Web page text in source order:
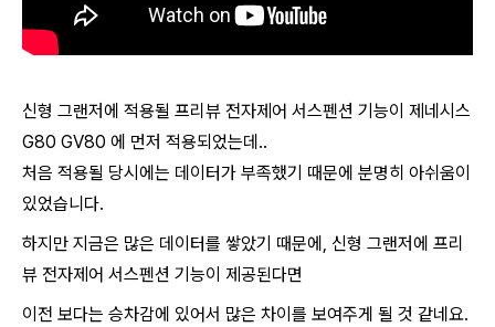
신형 그랜저에 적용될 프리뷰 전자제어 서스펜션 기능이 제네시스
G80 GV80 에 먼저 적용되었는데..
처음 적용될 당시에는 데이터가 부족했기 때문에 분명히 아쉬움이
있었습니다.
하지만 지금은 많은 데이터를 쌓았기 때문에, 신형 그랜저에 프리
뷰 전자제어 서스펜션 기능이 제공된다면
이전 보다는 승차감에 있어서 많은 차이를 보여주게 될 것 같네요.